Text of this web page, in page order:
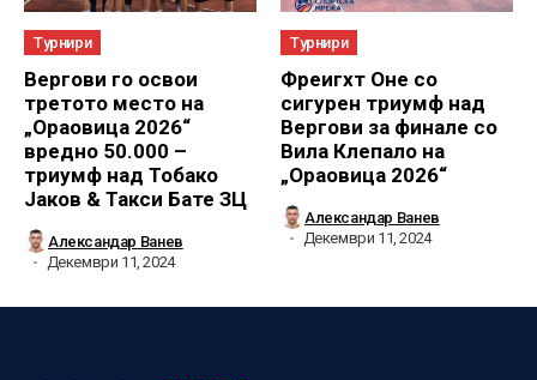
Турнири
Вергови го освои
третото место на
„Ораовица 2026“
вредно 50.000 –
триумф над Тобако
Јаков & Такси Бате ЗЦ
Александар Ванев
Декември 11, 2024
Турнири
Фреигхт Оне со
сигурен триумф над
Вергови за финале со
Вила Клепало на
„Ораовица 2026“
Александар Ванев
Декември 11, 2024